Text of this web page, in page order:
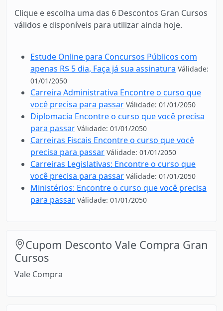
Clique e escolha uma das 6 Descontos Gran Cursos
válidos e disponíveis para utilizar ainda hoje.
Estude Online para Concursos Públicos com
apenas R$ 5 dia, Faça já sua assinatura Válidade:
01/01/2050
Carreira Administrativa Encontre o curso que
você precisa para passar Válidade: 01/01/2050
Diplomacia Encontre o curso que você precisa
para passar Válidade: 01/01/2050
Carreiras Fiscais Encontre o curso que você
precisa para passar Válidade: 01/01/2050
Carreiras Legislativas: Encontre o curso que
você precisa para passar Válidade: 01/01/2050
Ministérios: Encontre o curso que você precisa
para passar Válidade: 01/01/2050
Cupom Desconto Vale Compra Gran
Cursos
Vale Compra